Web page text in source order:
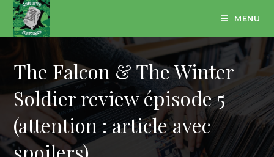
Skip
content
MENU
The Falcon & The Winter
Soldier review épisode 5
(attention : article avec